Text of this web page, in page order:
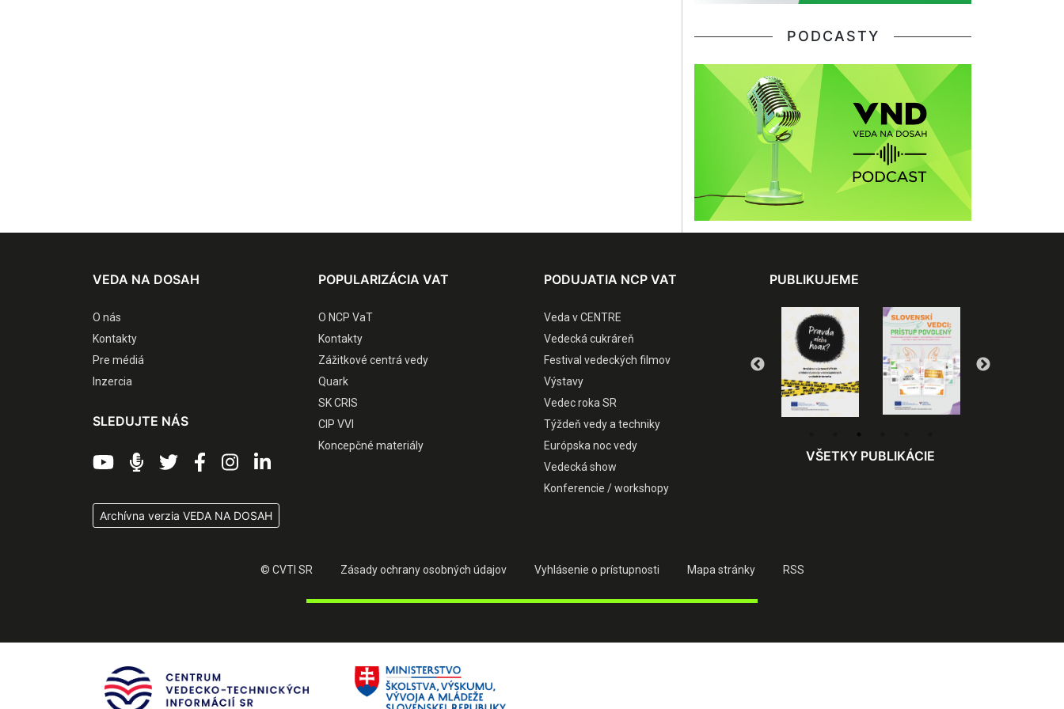
PODCASTY
VEDA NA DOSAH
O nás
Kontakty
Pre médiá
Inzercia
SLEDUJTE NÁS
Archívna verzia VEDA NA DOSAH
POPULARIZÁCIA VAT
O NCP VaT
Kontakty
Zážitkové centrá vedy
Quark
SK CRIS
CIP VVI
Koncepčné materiály
PODUJATIA NCP VAT
Veda v CENTRE
Vedecká cukráreň
Festival vedeckých filmov
Výstavy
Vedec roka SR
Týždeň vedy a techniky
Európska noc vedy
Vedecká show
Konferencie / workshopy
PUBLIKUJEME
VŠETKY PUBLIKÁCIE
© CVTI SR Zásady ochrany osobných údajov Vyhlásenie o prístupnosti Mapa stránky RSS